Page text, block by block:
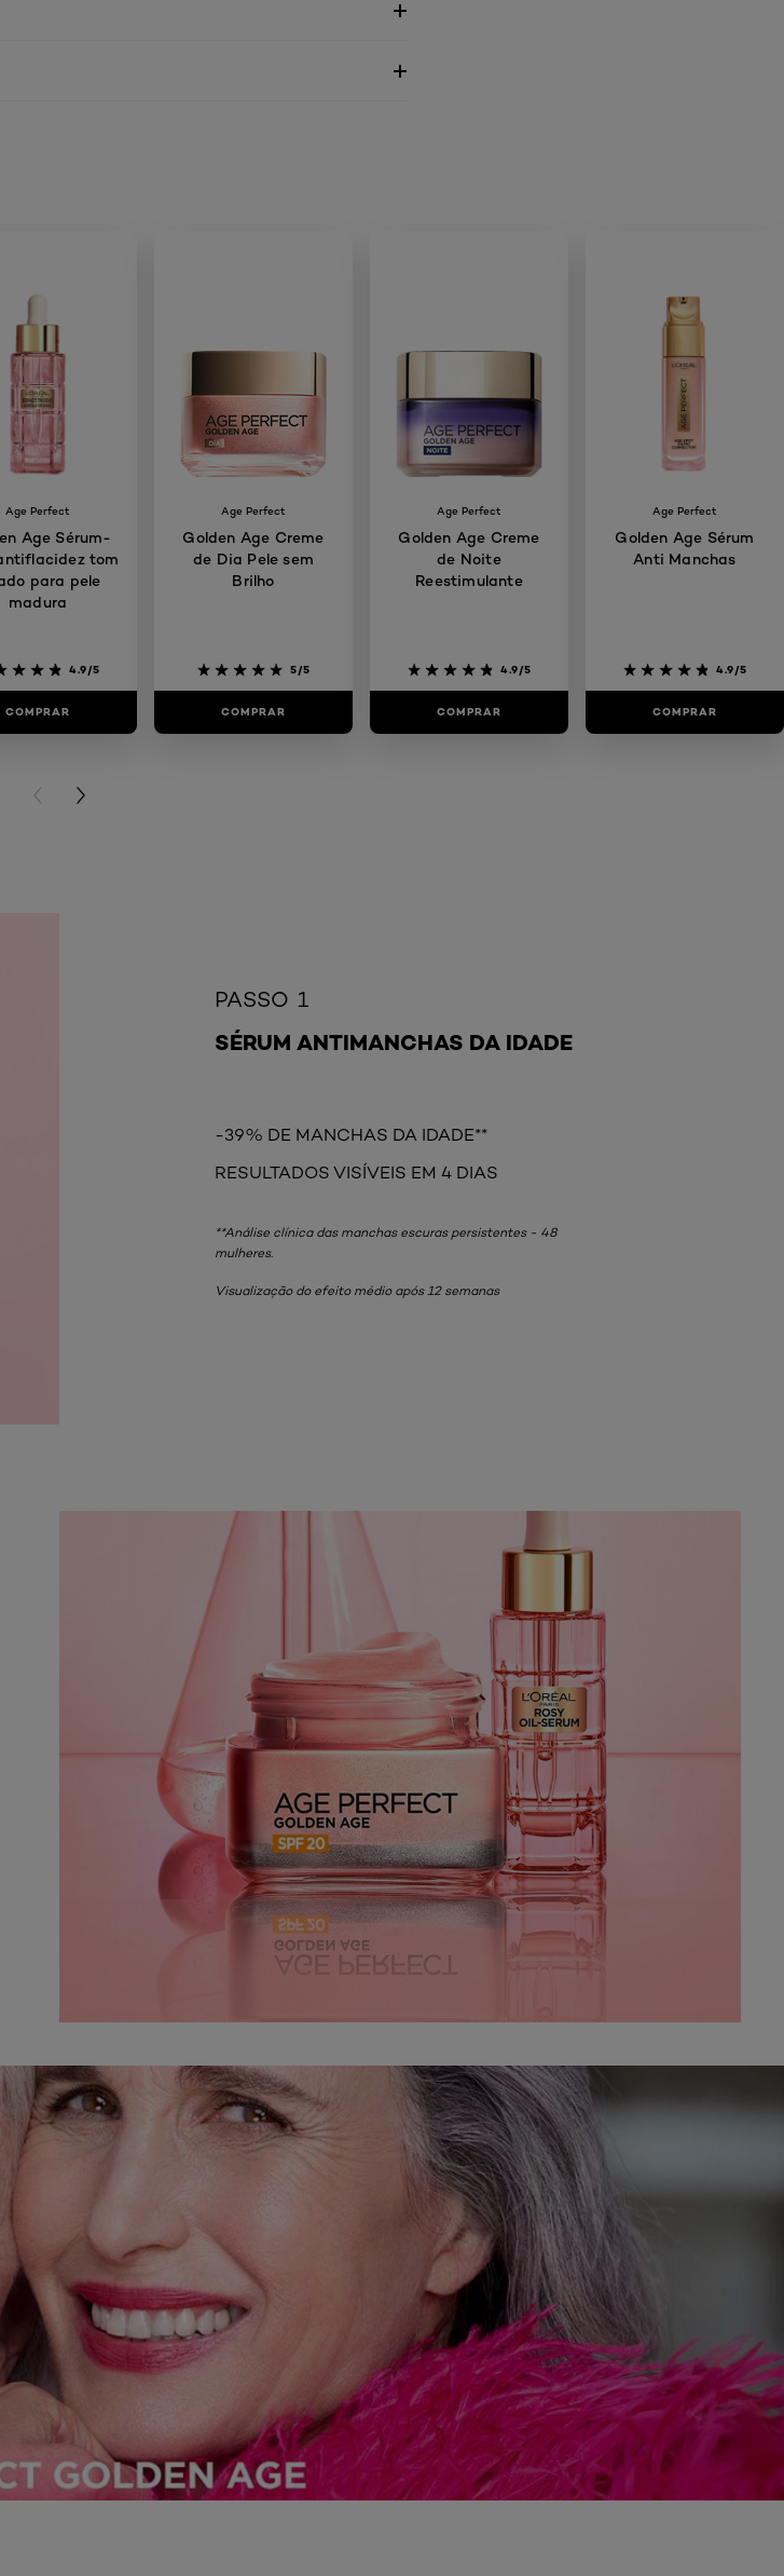
Age Perfect
Age Sérum-
tom
para pele
madura
4.9/5
COMPRAR
Age Perfect
Golden Age Creme
de Dia Pele sem
Brilho
5/5
COMPRAR
Age Perfect
Golden Age Creme
de Noite
Reestimulante
4.9/5
COMPRAR
Age Perfect
Golden Age Sérum
Anti Manchas
4.9/5
COMPRAR
PREVIOUS CARD
NEXT CARD
PASSO 1
SÉRUM ANTIMANCHAS DA IDADE
-39% DE MANCHAS DA IDADE**
RESULTADOS VISÍVEIS EM 4 DIAS
**Análise clínica das manchas escuras persistentes - 48
mulheres.
Visualização do efeito médio após 12 semanas